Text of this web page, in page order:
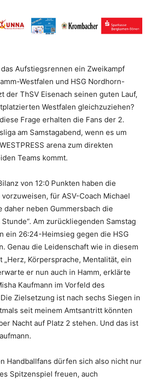
Aufstiegsrennen ein Zweikampf
Westfalen und HSG Nordhorn-
der ThSV Eisenach seinen guten Lauf,
Westfalen gleichzuziehen?
Frage erhalten die Fans der 2.
am Samstagabend, wenn es um
arena zum direkten
Teams kommt.
von 12:0 Punkten haben die
für ASV-Coach Michael
daher neben Gummersbach die
Am zurückliegenden Samstag
ein 26:24-Heimsieg gegen die HSG
Genau die Leidenschaft wie in diesem
„Herz, Körpersprache, Mentalität, ein
er nun auch in Hamm, erklärte
Kaufmann im Vorfeld des
Zielsetzung ist nach sechs Siegen in
seit meinem Amtsantritt könnten
Nacht auf Platz 2 stehen. Und das ist
Handballfans dürfen sich also nicht nur
Spitzenspiel freuen, auch